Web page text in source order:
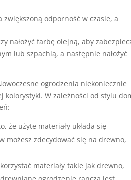
odporność w czasie, a
nałożyć farbę olejną, aby
lub szpachlą, a następnie nałożyć
ogrodzenia niekoniecznie
kolorystyki. W zależności od stylu
że użyte materiały układa się
możesz zdecydować się na drewno,
materiały takie jak drewno,